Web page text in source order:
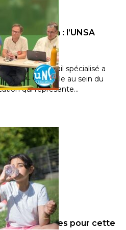
l’éducation : l’UNSA
lignes
de travail spécialisé a
de l’Ecole au sein du
qui représente…
attendues pour cette